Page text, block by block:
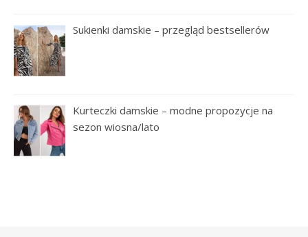
Sukienki damskie – przegląd bestsellerów
Kurteczki damskie – modne propozycje na
sezon wiosna/lato